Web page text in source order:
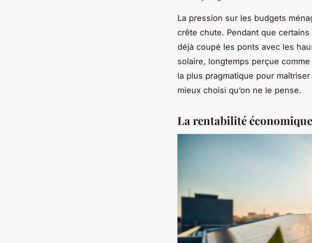
La pression sur les budgets
crête chute. Pendant que
déjà coupé les ponts avec les
solaire, longtemps perçue
la plus pragmatique pour
mieux choisi qu’on ne le pense.
La rentabilité